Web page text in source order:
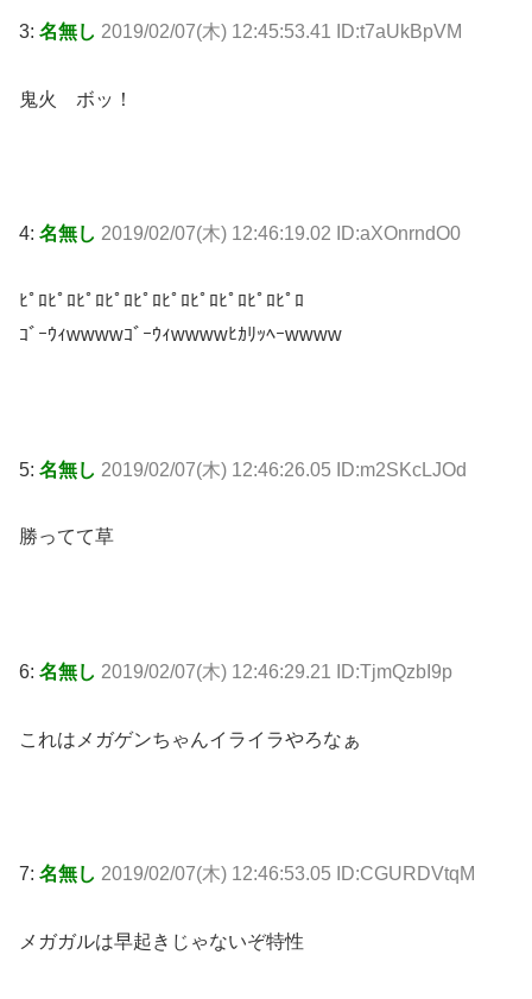
3: 名無し 2019/02/07(木) 12:45:53.41 ID:t7aUkBpVM
鬼火 ボッ！
4: 名無し 2019/02/07(木) 12:46:19.02 ID:aXOnrndO0
ﾋﾟﾛﾋﾟﾛﾋﾟﾛﾋﾟﾛﾋﾟﾛﾋﾟﾛﾋﾟﾛﾋﾟﾛﾋﾟﾛﾋﾟﾛ
ｺﾞｰｳｨwwwwｺﾞｰｳｨwwwwﾋｶﾘｯﾍｰwwww
5: 名無し 2019/02/07(木) 12:46:26.05 ID:m2SKcLJOd
勝ってて草
6: 名無し 2019/02/07(木) 12:46:29.21 ID:TjmQzbI9p
これはメガゲンちゃんイライラやろなぁ
7: 名無し 2019/02/07(木) 12:46:53.05 ID:CGURDVtqM
メガガルは早起きじゃないぞ特性